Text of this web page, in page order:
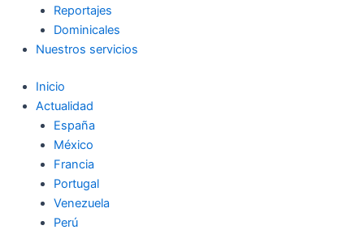
Reportajes
Dominicales
Nuestros servicios
Inicio
Actualidad
España
México
Francia
Portugal
Venezuela
Perú